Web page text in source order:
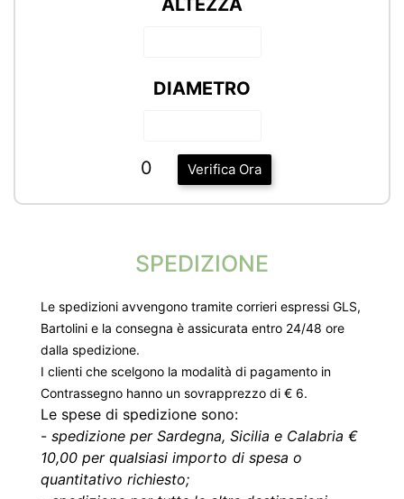
DIAMETRO
Verifica Ora
0
SPEDIZIONE
Le spedizioni avvengono tramite corrieri espressi GLS,
Bartolini e la consegna è assicurata entro 24/48 ore
dalla spedizione.
I clienti che scelgono la modalità di pagamento in
Contrassegno hanno un sovrapprezzo di € 6.
Le spese di spedizione sono:
- spedizione per Sardegna, Sicilia e Calabria €
10,00 per qualsiasi importo di spesa o
quantitativo richiesto;